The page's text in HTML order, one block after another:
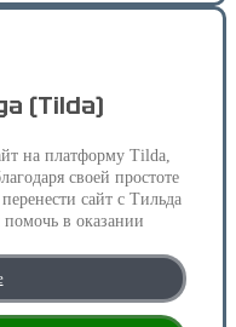
(Tilda)
на платформу Tilda,
своей простоте
сайт с Тильда
в оказании